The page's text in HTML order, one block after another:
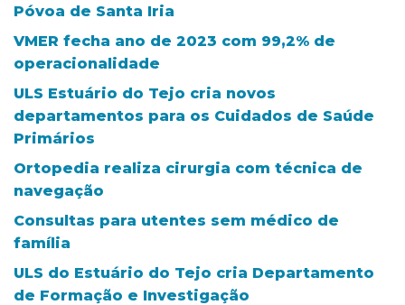
Póvoa de Santa Iria
VMER fecha ano de 2023 com 99,2% de
operacionalidade
ULS Estuário do Tejo cria novos
departamentos para os Cuidados de Saúde
Primários
Ortopedia realiza cirurgia com técnica de
navegação
Consultas para utentes sem médico de
família
ULS do Estuário do Tejo cria Departamento
de Formação e Investigação